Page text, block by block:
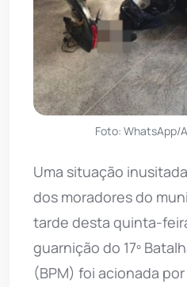
Foto: WhatsApp/
Uma situação
dos moradores do
tarde desta quinta-
guarnição do 17º
(BPM) foi acionada